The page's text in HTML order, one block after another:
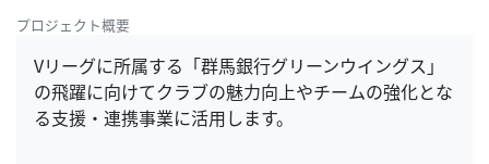
プロジェクト概要
Vリーグに所属する「群馬銀行グリーンウイングス」
の飛躍に向けてクラブの魅力向上やチームの強化とな
る支援・連携事業に活用します。